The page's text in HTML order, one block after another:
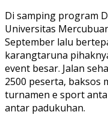
Di samping program
Universitas
September lalu
karangtaruna
event besar. Jalan
2500 peserta, baksos
turnamen e sport
antar padukuhan.